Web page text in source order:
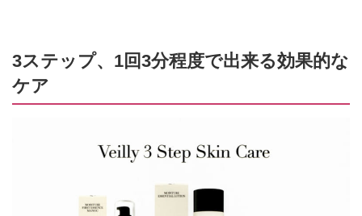
3ステップ、1回3分程度で出来る効果的な
ケア